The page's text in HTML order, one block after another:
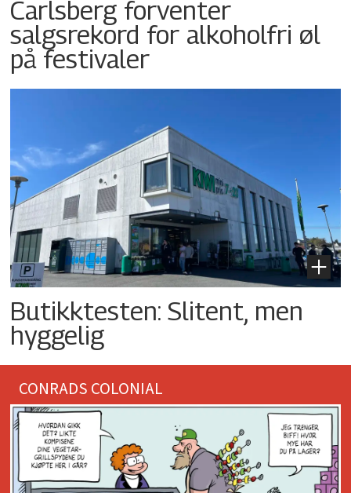
Carlsberg forventer
salgsrekord for alkoholfri øl
på festivaler
Butikktesten: Slitent, men
hyggelig
CONRADS COLONIAL